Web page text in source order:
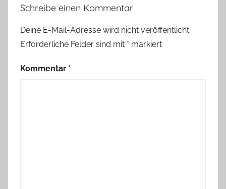
Schreibe einen Kommentar
Deine E-Mail-Adresse wird nicht veröffentlicht.
Erforderliche Felder sind mit * markiert
Kommentar *